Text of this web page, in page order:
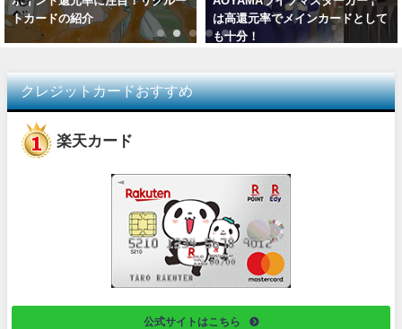
トカードの紹介
は高還元率でメインカードとして
も十分！
クレジットカードおすすめ
楽天カード
公式サイトはこちら